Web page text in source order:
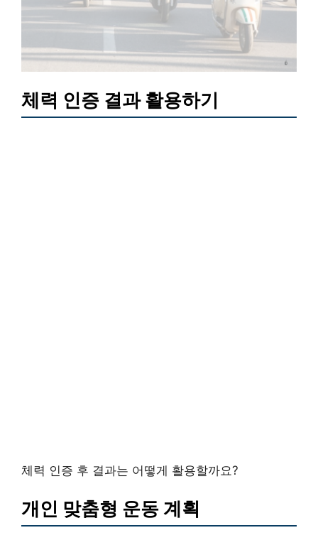
체력 인증 결과 활용하기
체력 인증 후 결과는 어떻게 활용할까요?
개인 맞춤형 운동 계획